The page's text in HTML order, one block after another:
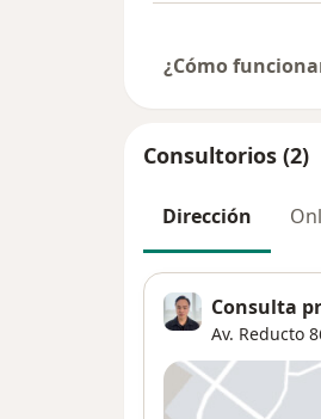
¿Cómo
Consultorios (2)
Dirección
Consulta
Av. Reducto